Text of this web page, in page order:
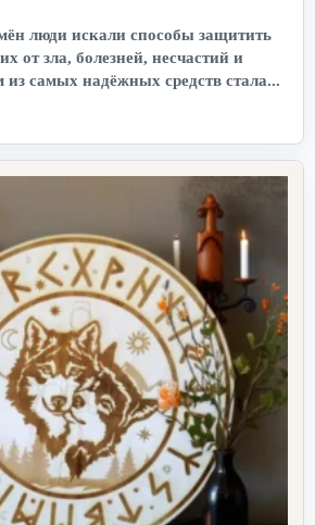
люди искали способы защитить
от зла, болезней, несчастий и
самых надёжных средств стала...